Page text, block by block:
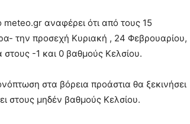
meteo.gr αναφέρει ότι από τους 15
την προσεχή Κυριακή , 24 Φεβρουαρίου,
-1 και 0 βαθμούς Κελσίου.
στα βόρεια προάστια θα ξεκινήσει
στους μηδέν βαθμούς Κελσίου.